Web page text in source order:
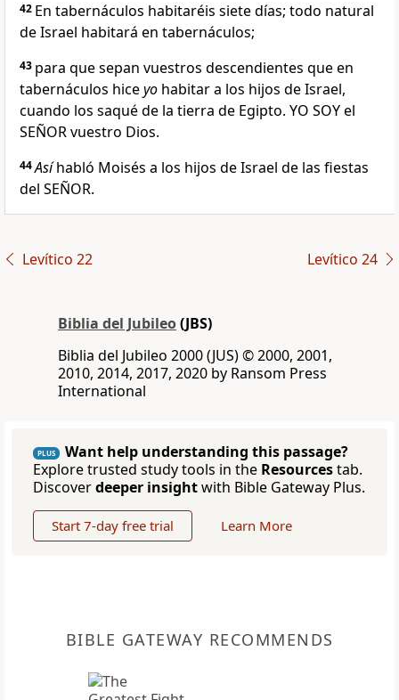
42 En tabernáculos habitaréis siete días; todo natural
de Israel habitará en tabernáculos;
43 para que sepan vuestros descendientes que en
tabernáculos hiceyo habitar a los hijos de Israel,
cuando los saqué de la tierra de Egipto. YO SOY el
SEÑOR vuestro Dios.
44Asíhabló Moisés a los hijos de Israel de las fiestas
del SEÑOR.
Levítico 22 Levítico 24
Biblia del Jubileo(JBS)
Biblia del Jubileo 2000 (JUS) © 2000, 2001,
2010, 2014, 2017, 2020 by Ransom Press
International
PLUS
Want help understanding this passage?
Explore trusted study tools in the Resourcestab.
Discoverdeeper insightwith Bible Gateway Plus.
Start 7-day free trial Learn More
BIBLE GATEWAY RECOMMENDS